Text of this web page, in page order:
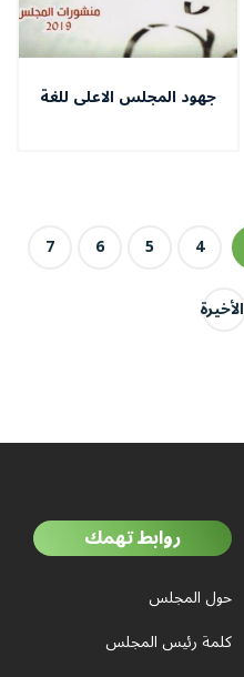
جهود المجلس الاعلى للغة
4
5
6
7
الأخيرة
روابط تهمك
حول المجلس
كلمة رئيس المجلس